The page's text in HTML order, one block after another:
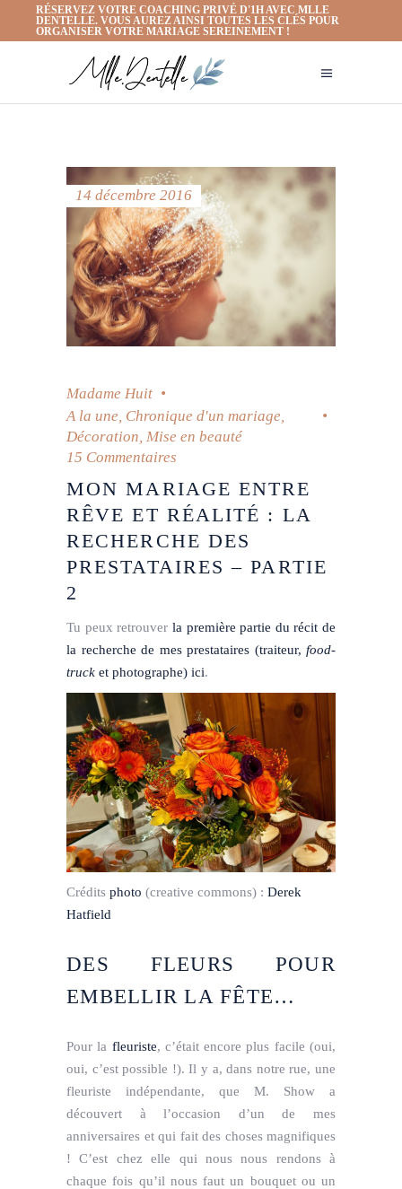
RÉSERVEZ VOTRE COACHING PRIVÉ D'1H AVEC MLLE
DENTELLE. VOUS AUREZ AINSI TOUTES LES CLÉS POUR
ORGANISER VOTRE MARIAGE SEREINEMENT !
14 décembre 2016
Madame Huit
A la une, Chronique d'un mariage,
Décoration, Mise en beauté
15 Commentaires
MON MARIAGE ENTRE
RÊVE ET RÉALITÉ : LA
RECHERCHE DES
PRESTATAIRES – PARTIE
2
Tu peux retrouver la première partie du récit de
la recherche de mes prestataires (traiteur, food-
truck et photographe) ici.
Crédits photo (creative commons) : Derek
Hatfield
DES FLEURS POUR
EMBELLIR LA FÊTE…
Pour la fleuriste, c’était encore plus facile (oui,
oui, c’est possible !). Il y a, dans notre rue, une
fleuriste indépendante, que M. Show a
découvert à l’occasion d’un de mes
anniversaires et qui fait des choses magnifiques
! C’est chez elle qui nous nous rendons à
chaque fois qu’il nous faut un bouquet ou un